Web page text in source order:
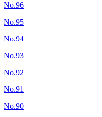
No.96
No.95
No.94
No.93
No.92
No.91
No.90